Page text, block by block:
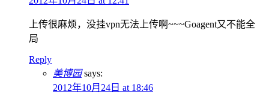
上传很麻烦，没挂vpn无法上传啊~~~Goagent又不能全
局
Reply
美博园 says:
2012年10月24日 at 18:46